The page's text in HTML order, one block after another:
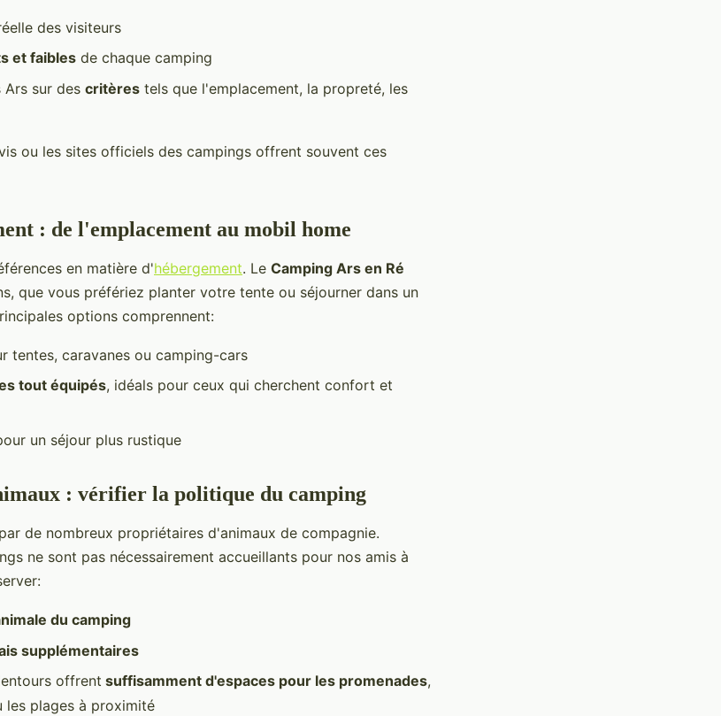
des visiteurs
et faibles de chaque camping
Ars sur des critères tels que l'emplacement, la propreté, les
ou les sites officiels des campings offrent souvent ces
: de l'emplacement au mobil home
en matière d'hébergement. Le Camping Ars en Ré
que vous préfériez planter votre tente ou séjourner dans un
options comprennent:
tentes, caravanes ou camping-cars
tout équipés, idéals pour ceux qui cherchent confort et
un séjour plus rustique
: vérifier la politique du camping
de nombreux propriétaires d'animaux de compagnie.
ne sont pas nécessairement accueillants pour nos amis à
du camping
supplémentaires
offrent suffisamment d'espaces pour les promenades,
les plages à proximité